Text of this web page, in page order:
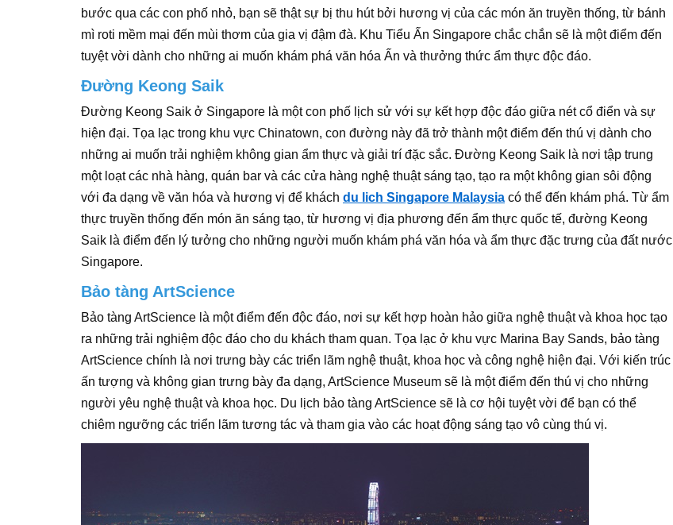
bước qua các con phố nhỏ, bạn sẽ thật sự bị thu hút bởi hương vị của các món ăn truyền thống, từ bánh
mì roti mềm mại đến mùi thơm của gia vị đậm đà. Khu Tiểu Ấn Singapore chắc chắn sẽ là một điểm đến
tuyệt vời dành cho những ai muốn khám phá văn hóa Ấn và thưởng thức ẩm thực độc đáo.
Đường Keong Saik
Đường Keong Saik ở Singapore là một con phố lịch sử với sự kết hợp độc đáo giữa nét cổ điển và sự
hiện đại. Tọa lạc trong khu vực Chinatown, con đường này đã trở thành một điểm đến thú vị dành cho
những ai muốn trải nghiệm không gian ẩm thực và giải trí đặc sắc. Đường Keong Saik là nơi tập trung
một loạt các nhà hàng, quán bar và các cửa hàng nghệ thuật sáng tạo, tạo ra một không gian sôi động
với đa dạng về văn hóa và hương vị để khách du lich Singapore Malaysia có thể đến khám phá. Từ ẩm
thực truyền thống đến món ăn sáng tạo, từ hương vị địa phương đến ẩm thực quốc tế, đường Keong
Saik là điểm đến lý tưởng cho những người muốn khám phá văn hóa và ẩm thực đặc trưng của đất nước
Singapore.
Bảo tàng ArtScience
Bảo tàng ArtScience là một điểm đến độc đáo, nơi sự kết hợp hoàn hảo giữa nghệ thuật và khoa học tạo
ra những trải nghiệm độc đáo cho du khách tham quan. Tọa lạc ở khu vực Marina Bay Sands, bảo tàng
ArtScience chính là nơi trưng bày các triển lãm nghệ thuật, khoa học và công nghệ hiện đại. Với kiến trúc
ấn tượng và không gian trưng bày đa dạng, ArtScience Museum sẽ là một điểm đến thú vị cho những
người yêu nghệ thuật và khoa học. Du lịch bảo tàng ArtScience sẽ là cơ hội tuyệt vời để bạn có thể
chiêm ngưỡng các triển lãm tương tác và tham gia vào các hoạt động sáng tạo vô cùng thú vị.